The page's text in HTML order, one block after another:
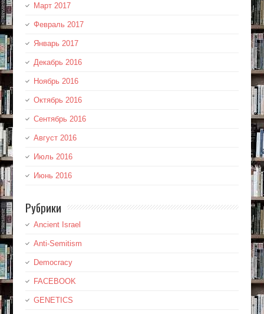
Март 2017
Февраль 2017
Январь 2017
Декабрь 2016
Ноябрь 2016
Октябрь 2016
Сентябрь 2016
Август 2016
Июль 2016
Июнь 2016
Рубрики
Ancient Israel
Anti-Semitism
Democracy
FACEBOOK
GENETICS